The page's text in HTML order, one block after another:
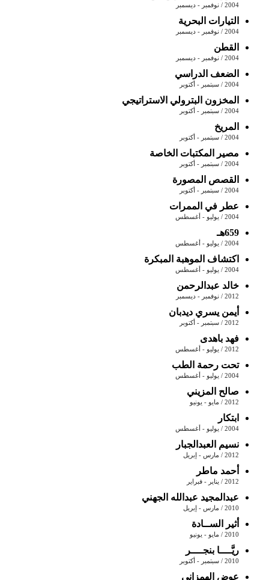
2004 / نوفمبر - ديسمبر
التيارات البحرية
2004 / نوفمبر - ديسمبر
القطن
2004 / نوفمبر - ديسمبر
الضعف الدراسي
2004 / سبتمبر - أكتوبر
المخزون البترولي الاستراتيجي
2004 / سبتمبر - أكتوبر
المريخ
2004 / سبتمبر - أكتوبر
مصير المكتبات الخاصة
2004 / سبتمبر - أكتوبر
القصص المصورة
2004 / سبتمبر - أكتوبر
عطر في الممرات
2004 / يوليو - أغسطس
659هـ
2004 / يوليو - أغسطس
اكتشاف الموهبة المبكرة
2004 / يوليو - أغسطس
خالد عبدالرحمن
2012 / نوفمبر - ديسمبر
أيمن يسري ديدبان
2012 / سبتمبر - أكتوبر
فهد باهدى
2012 / يوليو - أغسطس
تحت رحمة الطب
2004 / يوليو - أغسطس
صالح المزيني
2012 / مايو - يونيو
ابتكار
2004 / يوليو - أغسطس
نسيم العبدالجبار
2012 / مارس - إبريل
أحمد ماطر
2012 / يناير - فبراير
عبدالمجيد عبدالله الجهني
2010 / مارس - إبريل
أثير الســادة
2010 / مايو - يونيو
ريَّــــا بنجــــر
2010 / سبتمبر - أكتوبر
عوض الهمزاني